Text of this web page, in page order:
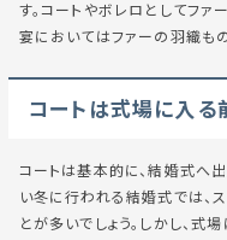
す。コートやボレロとしてフ
宴においてはファーの羽織も
コートは式場に入る
コートは基本的に、結婚式へ
い冬に行われる結婚式では、
とが多いでしょう。しかし、式